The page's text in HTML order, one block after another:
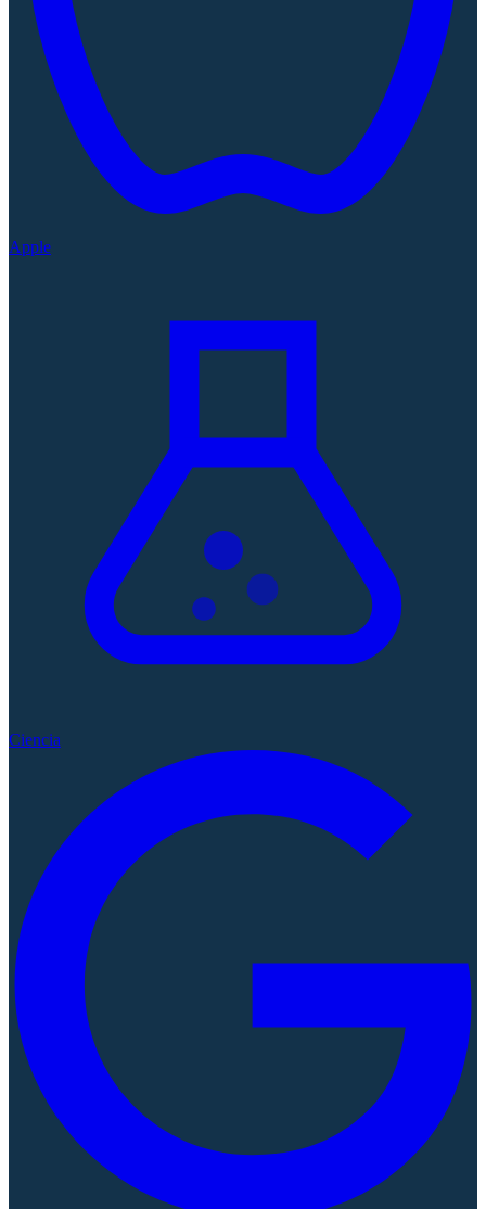
Apple
Ciencia